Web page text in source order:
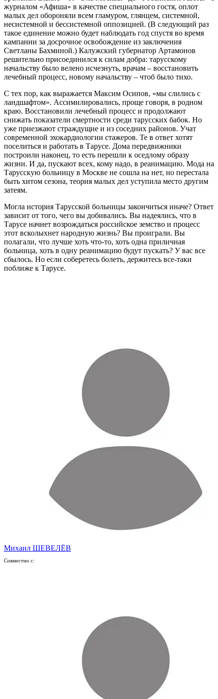
журналом «Афиша» в качестве специального гостя, оплот
малых дел обороняли всем гламуром, глянцем, системной,
несистемной и бессистемной оппозицией. (В следующий раз
такое единение можно будет наблюдать год спустя во время
кампании за досрочное освобождение из заключения
Светланы Бахминой.) Калужский губернатор Артамонов
решительно присоединился к силам добра: тарусскому
начальству было велено исчезнуть, врачам – восстановить
лечебный процесс, новому начальству – чтоб было тихо.
С тех пор, как выражается Максим Осипов, «мы слились с
ландшафтом». Ассимилировались, проще говоря, в родном
краю. Восстановили лечебный процесс и продолжают
снижать показатели смертности среди тарусских бабок. Но
уже приезжают страждущие и из соседних районов. Учат
современной эхокардиологии стажеров. Те в ответ хотят
поселиться и работать в Тарусе. Дома передвижники
построили наконец, то есть перешли к оседлому образу
жизни. И да, пускают всех, кому надо, в реанимацию. Мода на
Тарусскую больницу в Москве не сошла на нет, но перестала
быть хитом сезона, теория малых дел уступила место другим
затеям.
Могла история Тарусской больницы закончиться иначе? Ответ
зависит от того, чего вы добивались. Вы надеялись, что в
Тарусе начнет возрождаться российское земство и процесс
этот всколыхнет народную жизнь? Вы проиграли. Вы
полагали, что лучше хоть что-то, хоть одна приличная
больница, хоть в одну реанимацию будут пускать? У вас все
сбылось. Но если соберетесь болеть, держитесь все-таки
поближе к Тарусе.
Михаил ШЕВЕЛЁВ
Совместно с: